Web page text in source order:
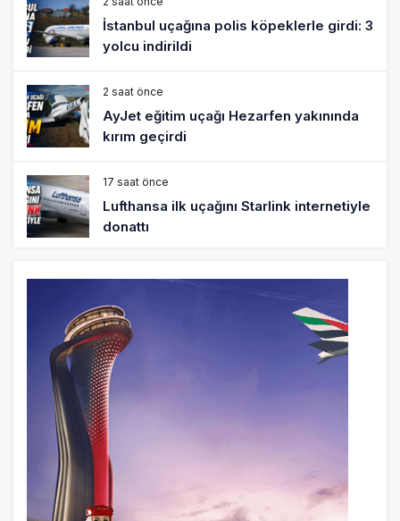
İstanbul uçağına polis köpeklerle girdi: 3
yolcu indirildi
2 saat önce
AyJet eğitim uçağı Hezarfen yakınında
kırım geçirdi
17 saat önce
Lufthansa ilk uçağını Starlink internetiyle
donattı
Norwegian Uçağına Polis Müdahalesi
19 saat önce
British Airways A380 seferlerini yüzde
28 azaltıyor
20 saat önce
Çiti aştı, bakım uçağına girdi: Uyurken
yakalandı